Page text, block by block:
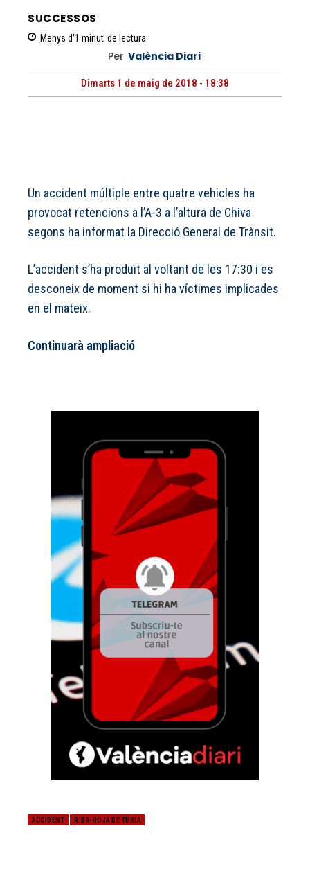
SUCCESSOS
Menys d'1 minut de lectura
Per València Diari
Dimarts 1 de maig de 2018 - 18:38
Un accident múltiple entre quatre vehicles ha
provocat retencions a l’A-3 a l’altura de Chiva
segons ha informat la Direcció General de Trànsit.
L’accident s’ha produït al voltant de les 17:30 i es
desconeix de moment si hi ha víctimes implicades
en el mateix.
Continuarà ampliació
ACCIDENT RIBA-ROJA DE TÚRIA